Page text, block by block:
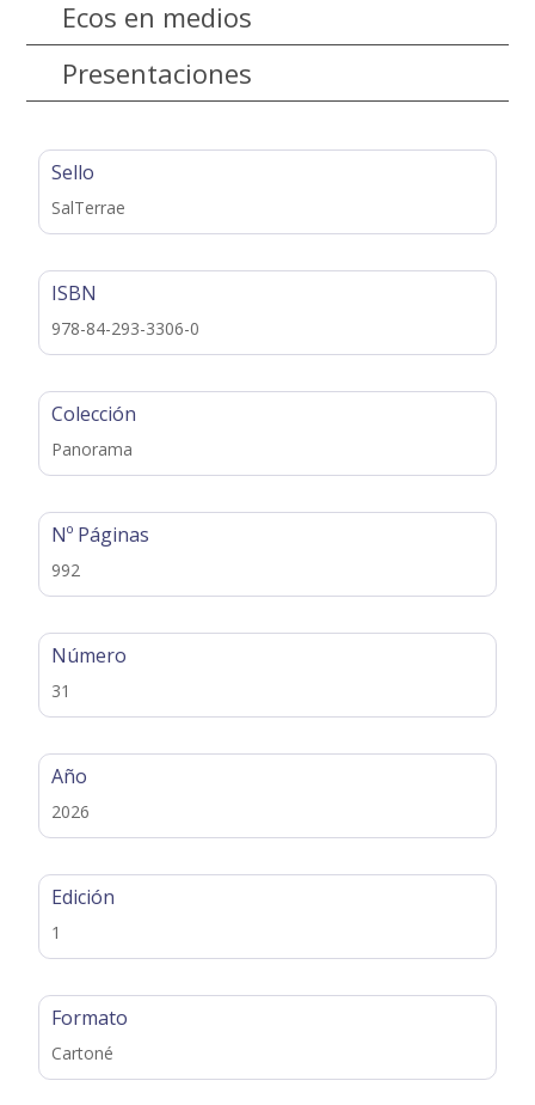
Ecos en medios
Presentaciones
Sello
SalTerrae
ISBN
978-84-293-3306-0
Colección
Panorama
Nº Páginas
992
Número
31
Año
2026
Edición
1
Formato
Cartoné